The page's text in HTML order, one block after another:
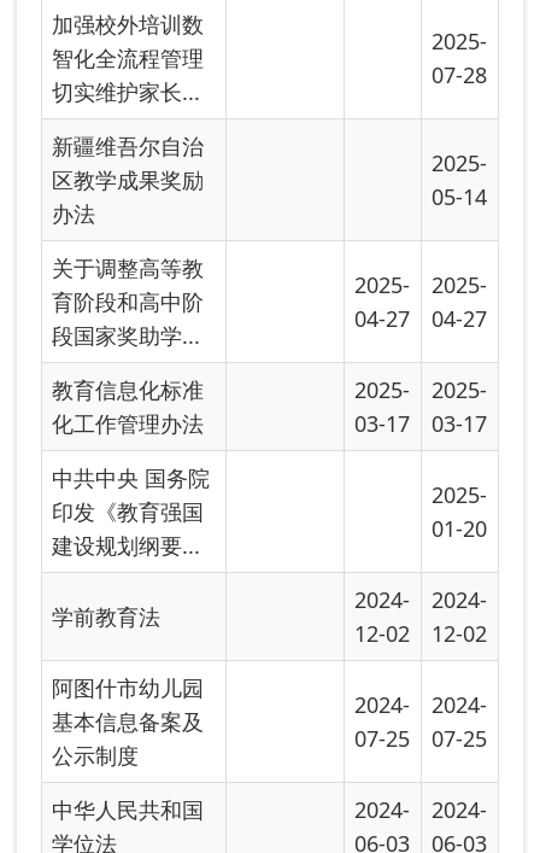
中共中央 国务院
印发《教育强国
建设规划纲要...
学前教育法
阿图什市幼儿园
基本信息备案及
公示制度
07-25
07-25
中华人民共和国
学位法
2024-
幼儿园督导评估
办法
2024-
未成年人网络保
护条例
2023-
2023-
校外培训行政处
罚暂行办法
首页
下一页
共有 17 条 共 2 页 当前第 1 页